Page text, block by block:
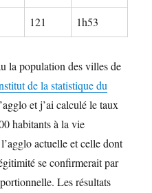
121 1h53
la population des villes de
de la statistique du
et j’ai calculé le taux
habitants à la vie
actuelle et celle dont
se confirmerait par
Les résultats